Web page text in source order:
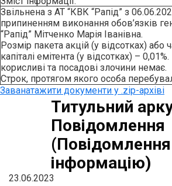
Звільнена з АТ “КВК “Рапід” з
припиненням виконання обов’язків
“Рапід” Мітченко Марія Іванівна.
Розмiр пакета акцiй (у вiдсотках) або
капiталi емiтента (у вiдсотках) –
корисливi та посадовi злочини немає.
Строк, протягом якого особа
Заванатажити документи у .zip-архіві
Титульний
Повідомлення
інформацію)
23.06.2023